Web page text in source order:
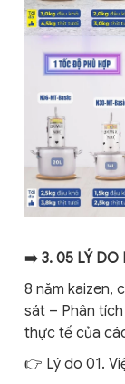
➡️ 3. 05 LÝ DO
8 năm kaizen,
sát – Phân
thực tế của
👉 Lý do 01.